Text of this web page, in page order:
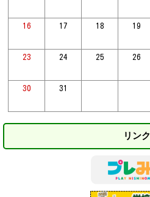
16 17 18 19
23 24 25 26
30 31
リンク